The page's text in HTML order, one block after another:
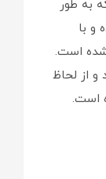
به طور
و با
شده است.
از لحاظ
است.